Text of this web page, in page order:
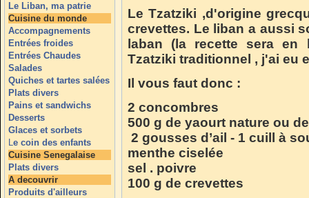
Le Liban, ma patrie
Cuisine du monde
Accompagnements
Entrées froides
Entrées Chaudes
Salades
Quiches et tartes salées
Plats divers
Pains et sandwichs
Desserts
Glaces et sorbets
Le coin des enfants
Cuisine Senegalaise
Plats divers
A decouvrir
Produits d'ailleurs
Le Tzatziki ,d'origine
crevettes. Le liban a aussi
laban (la recette sera en
Tzatziki traditionnel , j'ai eu
Il vous faut donc :
2 concombres
500 g de yaourt nature ou
2 gousses d’ail - 1 cuill à
menthe ciselée
sel . poivre
100 g de crevettes